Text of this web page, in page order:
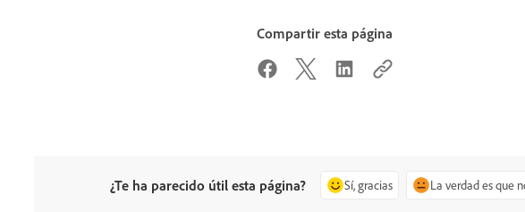
Compartir esta página
¿Te ha parecido útil esta página? Sí, gracias La verdad es que